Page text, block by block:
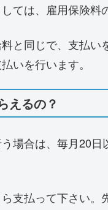
ては、雇用保険料
と同じで、支払
いを行います。
えるの？
場合は、毎月20
支払って下さい。